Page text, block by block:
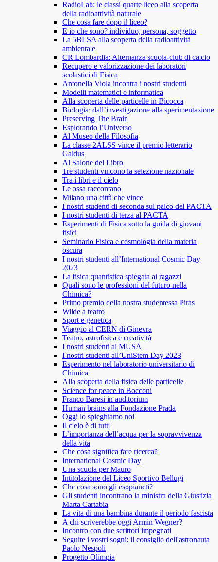
RadioLab: le classi quarte liceo alla scoperta
della radioattività naturale
Che cosa fare dopo il liceo?
E io che sono? individuo, persona, soggetto
La 5BLSA alla scoperta della radioattività
ambientale
CR Lombardia: Alternanza scuola-club di calcio
Recupero e valorizzazione dei laboratori
scolastici di Fisica
Antonella Viola incontra i nostri studenti
Modelli matematici e informatica
Alla scoperta delle particelle in Bicocca
Biologia: dall’investigazione alla sperimentazione
Preserving The Brain
Esplorando l’Universo
Al Museo della Filosofia
La classe 2ALSS vince il premio letterario
Galdus
Al Salone del Libro
Tre studenti vincono la selezione nazionale
Tra i libri e il cielo
Le ossa raccontano
Milano una città che vince
I nostri studenti di seconda sul palco del PACTA
I nostri studenti di terza al PACTA
Esperimenti di Fisica sotto la guida di giovani
fisici
Seminario Fisica e cosmologia della materia
oscura
I nostri studenti all’International Cosmic Day
2023
La fisica quantistica spiegata ai ragazzi
Quali sono le professioni del futuro nella
Chimica?
Primo premio della nostra studentessa Piras
Wilde a teatro
Sport e genetica
Viaggio al CERN di Ginevra
Teatro, astrofisica e creatività
I nostri studenti al MUSA
I nostri studenti all’UniStem Day 2023
Esperimento nel laboratorio universitario di
Chimica
Alla scoperta della fisica delle particelle
Science for peace in Bocconi
Franco Baresi in auditorium
Human brains alla Fondazione Prada
Oggi lo spieghiamo noi
Il cielo è di tutti
L’importanza dell’acqua per la sopravvivenza
della vita
Che cosa significa fare ricerca?
International Cosmic Day
Una scuola per Mauro
Intitolazione del Liceo Sportivo Bellugi
Che cosa sono gli esopianeti?
Gli studenti incontrano la ministra della Giustizia
Marta Cartabia
La vita di una bambina durante il periodo fascista
A chi scriverebbe oggi Armin Wegner?
Incontro con due scrittori impegnati
Seguite i vostri sogni: il consiglio dell'astronauta
Paolo Nespoli
Progetto Olimpia